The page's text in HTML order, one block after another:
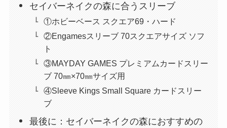
セイバーネイクの森に合うスリーブ
①ホビーベース スクエア69・ハード
②Engamesスリーブ 70スクエアサイズ ソフ
ト
③MAYDAY GAMES プレミアムカードスリー
ブ 70㎜×70㎜サイズ用
④Sleeve Kings Small Square カードスリー
ブ
最後に：セイバーネイクの森におすすめの